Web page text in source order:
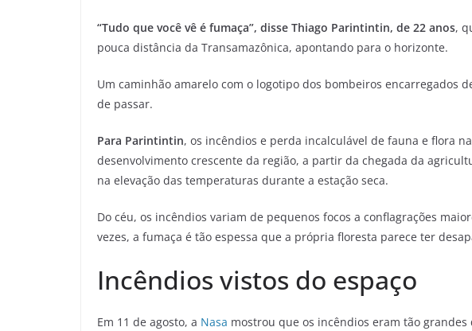
“Tudo que você vê é fumaça”, disse Thiago Parintintin, de 22 anos,
pouca distância da Transamazônica, apontando para o horizonte.
Um caminhão amarelo com o logotipo dos bombeiros encarregados
de passar.
Para Parintintin, os incêndios e perda incalculável de fauna e flora
desenvolvimento crescente da região, a partir da chegada da
na elevação das temperaturas durante a estação seca.
Do céu, os incêndios variam de pequenos focos a conflagrações
vezes, a fumaça é tão espessa que a própria floresta parece ter
Incêndios vistos do espaço
Em 11 de agosto, a Nasa mostrou que os incêndios eram tão